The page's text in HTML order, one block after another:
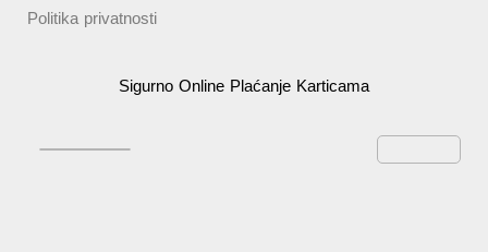
Politika privatnosti
Sigurno Online Plaćanje Karticama